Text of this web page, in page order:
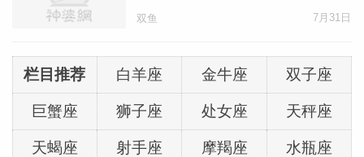
双鱼 7月31日
栏目推荐 白羊座 金牛座 双子座
巨蟹座 狮子座 处女座 天秤座
天蝎座 射手座 摩羯座 水瓶座